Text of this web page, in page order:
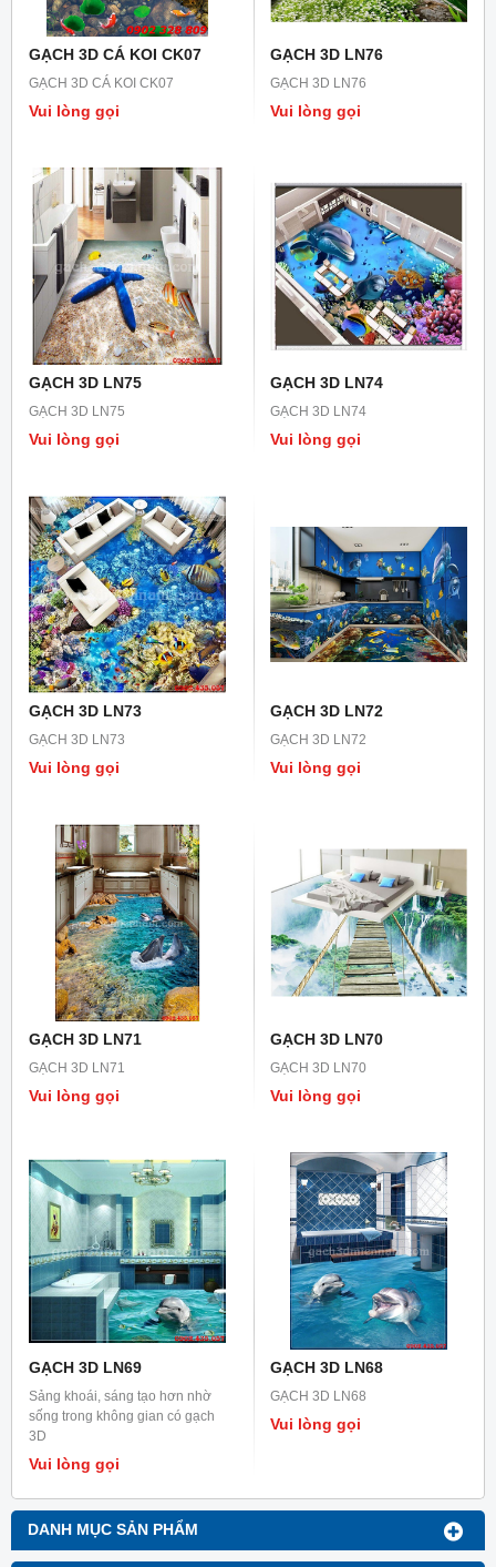
DANH MỤC SẢN PHẨM
GẠCH 3D CÁ KOI CK07
GẠCH 3D CÁ KOI CK07
Vui lòng gọi
GẠCH 3D LN76
GẠCH 3D LN76
Vui lòng gọi
GẠCH 3D LN75
GẠCH 3D LN75
Vui lòng gọi
GẠCH 3D LN74
GẠCH 3D LN74
Vui lòng gọi
GẠCH 3D LN73
GẠCH 3D LN73
Vui lòng gọi
GẠCH 3D LN72
GẠCH 3D LN72
Vui lòng gọi
GẠCH 3D LN71
GẠCH 3D LN71
Vui lòng gọi
GẠCH 3D LN70
GẠCH 3D LN70
Vui lòng gọi
GẠCH 3D LN69
Sảng khoái, sáng tạo hơn nhờ
sống trong không gian có gạch
3D
Vui lòng gọi
GẠCH 3D LN68
GẠCH 3D LN68
Vui lòng gọi